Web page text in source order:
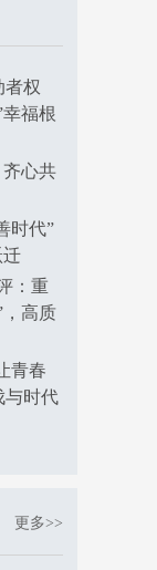
者权
福根
齐心共
时代”
迁
：重
，高质
青春
与时代
更多>>